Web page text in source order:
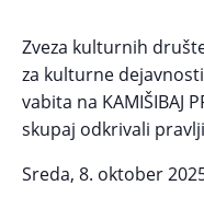
Zveza kulturnih
za kulturne
vabita na KAMIŠIBAJ
skupaj odkrivali
Sreda, 8. oktober